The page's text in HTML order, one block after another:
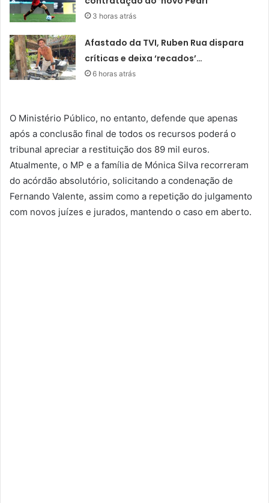
3 horas atrás
Afastado da TVI, Ruben Rua dispara
críticas e deixa ‘recados’…
6 horas atrás
O Ministério Público, no entanto, defende que apenas
após a conclusão final de todos os recursos poderá o
tribunal apreciar a restituição dos 89 mil euros.
Atualmente, o MP e a família de Mónica Silva recorreram
do acórdão absolutório, solicitando a condenação de
Fernando Valente, assim como a repetição do julgamento
com novos juízes e jurados, mantendo o caso em aberto.